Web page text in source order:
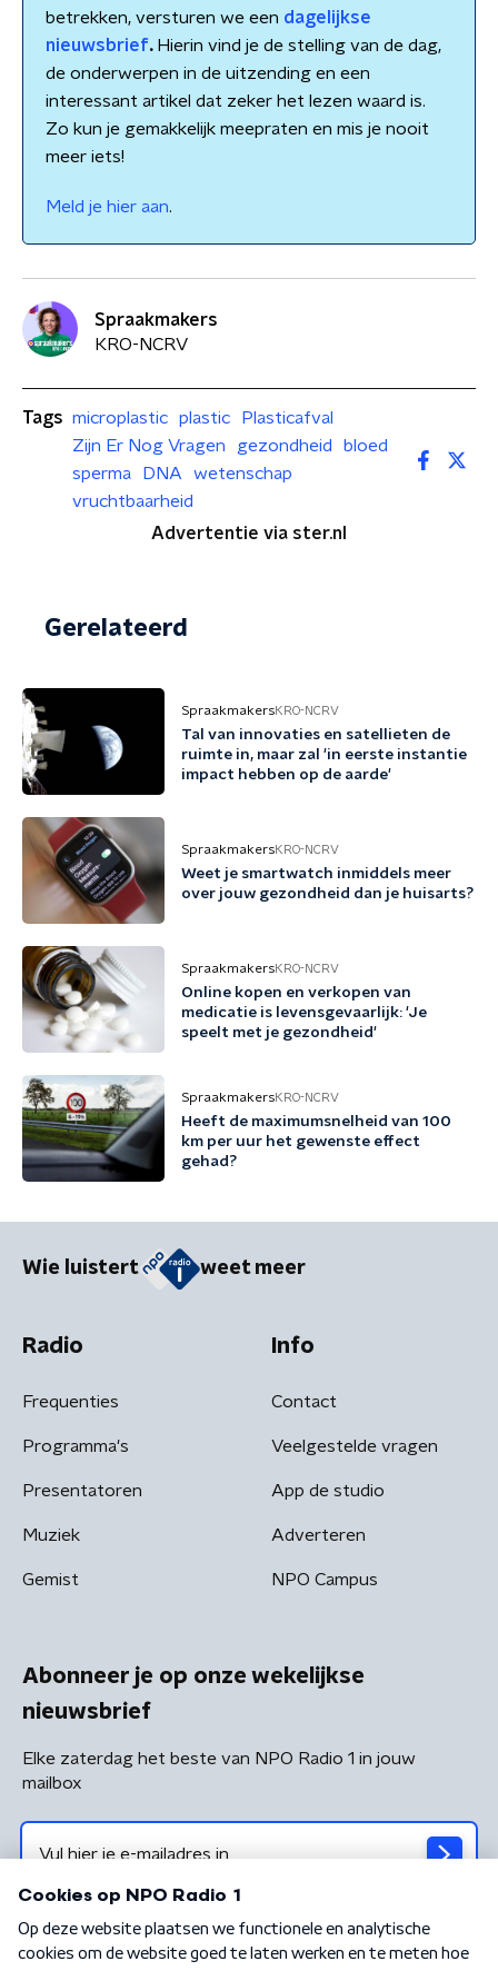
betrekken, versturen we een dagelijkse
nieuwsbrief.Hierin vind je de stelling van de dag,
de onderwerpen in de uitzending en een
interessant artikel dat zeker het lezen waard is.
Zo kun je gemakkelijk meepraten en mis je nooit
meer iets!
Meld je hier aan.
Spraakmakers
KRO-NCRV
Tags microplastic plastic
Plasticafval
Zijn Er Nog Vragen
gezondheid
bloed
sperma
DNA
wetenschap
vruchtbaarheid
Advertentie via ster.nl
Gerelateerd
SpraakmakersKRO-NCRV
Tal van innovaties en satellieten de
ruimte in, maar zal 'in eerste instantie
impact hebben op de aarde'
SpraakmakersKRO-NCRV
Weet je smartwatch inmiddels meer
over jouw gezondheid dan je huisarts?
SpraakmakersKRO-NCRV
Online kopen en verkopen van
medicatie is levensgevaarlijk: 'Je
speelt met je gezondheid'
SpraakmakersKRO-NCRV
Heeft de maximumsnelheid van 100
km per uur het gewenste effect
gehad?
Wie luistert weet meer
Radio
Frequenties
Programma's
Presentatoren
Muziek
Gemist
Info
Contact
Veelgestelde vragen
App de studio
Adverteren
NPO Campus
Abonneer je op onze wekelijkse
nieuwsbrief
Elke zaterdag het beste van NPO Radio 1 in jouw
mailbox